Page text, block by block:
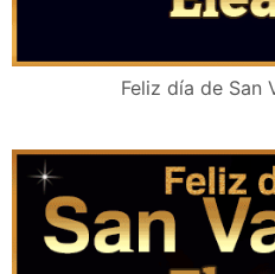
Feliz día de San